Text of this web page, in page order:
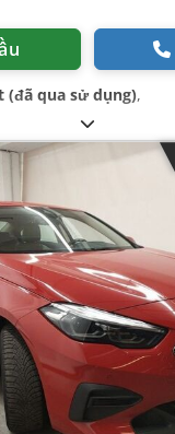
(đã qua sử dụng),